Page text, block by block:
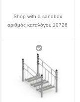
Shop with a sandbox
αριθμός καταλόγου 10726